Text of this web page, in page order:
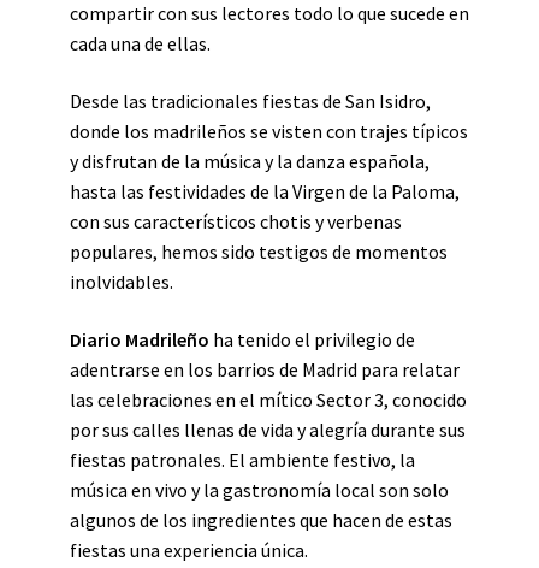
compartir con sus lectores todo lo que sucede en
cada una de ellas.
Desde las tradicionales fiestas de San Isidro,
donde los madrileños se visten con trajes típicos
y disfrutan de la música y la danza española,
hasta las festividades de la Virgen de la Paloma,
con sus característicos chotis y verbenas
populares, hemos sido testigos de momentos
inolvidables.
Diario Madrileño ha tenido el privilegio de
adentrarse en los barrios de Madrid para relatar
las celebraciones en el mítico Sector 3, conocido
por sus calles llenas de vida y alegría durante sus
fiestas patronales. El ambiente festivo, la
música en vivo y la gastronomía local son solo
algunos de los ingredientes que hacen de estas
fiestas una experiencia única.